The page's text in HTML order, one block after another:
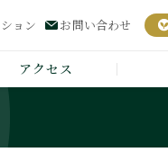
ョン お問い合わせ
アクセス